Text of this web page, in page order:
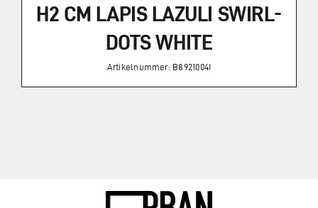
H2 CM LAPIS LAZULI SWIRL-
DOTS WHITE
Artikelnummer: B8921004I